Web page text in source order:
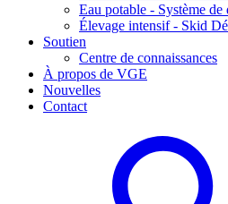
Eau potable - Système
Élevage intensif - Skid
Soutien
Centre de connaissances
À propos de VGE
Nouvelles
Contact